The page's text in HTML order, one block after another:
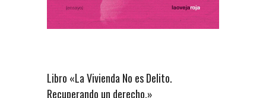
Libro «La Vivienda No es Delito.
Recuperando un derecho.»